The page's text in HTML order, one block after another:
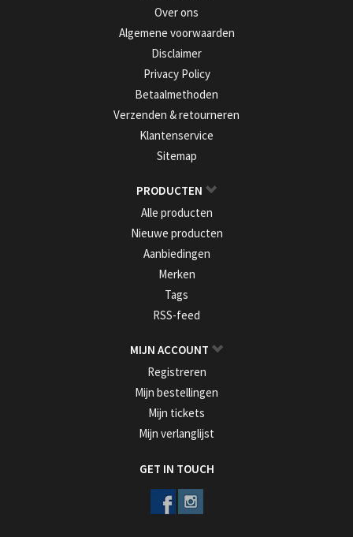
Over ons
Algemene voorwaarden
Disclaimer
Privacy Policy
Betaalmethoden
Verzenden & retourneren
Klantenservice
Sitemap
PRODUCTEN
Alle producten
Nieuwe producten
Aanbiedingen
Merken
Tags
RSS-feed
MIJN ACCOUNT
Registreren
Mijn bestellingen
Mijn tickets
Mijn verlanglijst
GET IN TOUCH